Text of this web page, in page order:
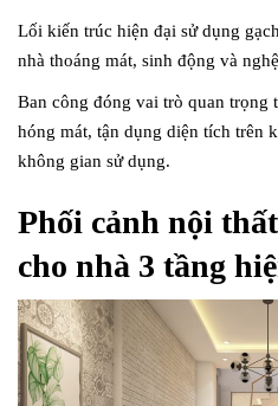
Lối kiến trúc hiện đại sử dụng
nhà thoáng mát, sinh động và
Ban công đóng vai trò quan trọng
hóng mát, tận dụng diện tích trên
không gian sử dụng.
Phối cảnh nội
cho nhà 3 tầng